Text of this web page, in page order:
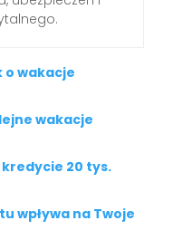
o wakacje
wakacje
20 tys.
wpływa na Twoje